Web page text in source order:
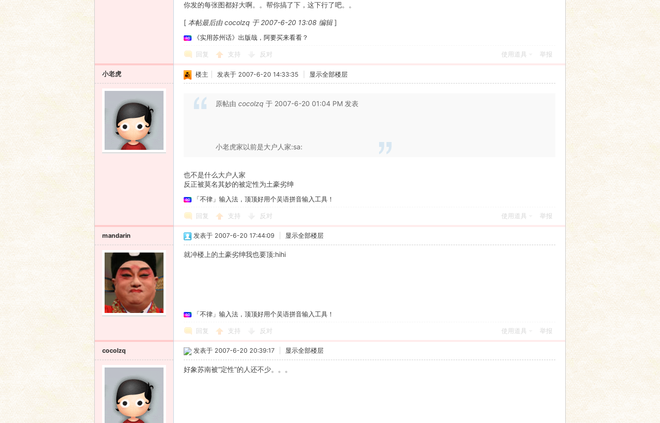
你发的每张图都好大啊。。帮你搞了下，这下行了吧。。
[ 本帖最后由 cocolzq 于 2007-6-20 13:08 编辑]
《实用苏州话》出版哉，阿要买来看看？
回复 支持 反对 使用道具 举报
小老虎 楼主 发表于 2007-6-20 14:33:35 显示全部楼层
原帖由 cocolzq 于 2007-6-20 01:04 PM 发表
小老虎家以前是大户人家:sa:
也不是什么大户人家
反正被莫名其妙的被定性为土豪劣绅
「不律」输入法，顶顶好用个吴语拼音输入工具！
回复 支持 反对 使用道具 举报
mandarin 发表于 2007-6-20 17:44:09 显示全部楼层
就冲楼上的土豪劣绅我也要顶:hihi
「不律」输入法，顶顶好用个吴语拼音输入工具！
回复 支持 反对 使用道具 举报
cocolzq 发表于 2007-6-20 20:39:17 显示全部楼层
好象苏南被“定性”的人还不少。。。